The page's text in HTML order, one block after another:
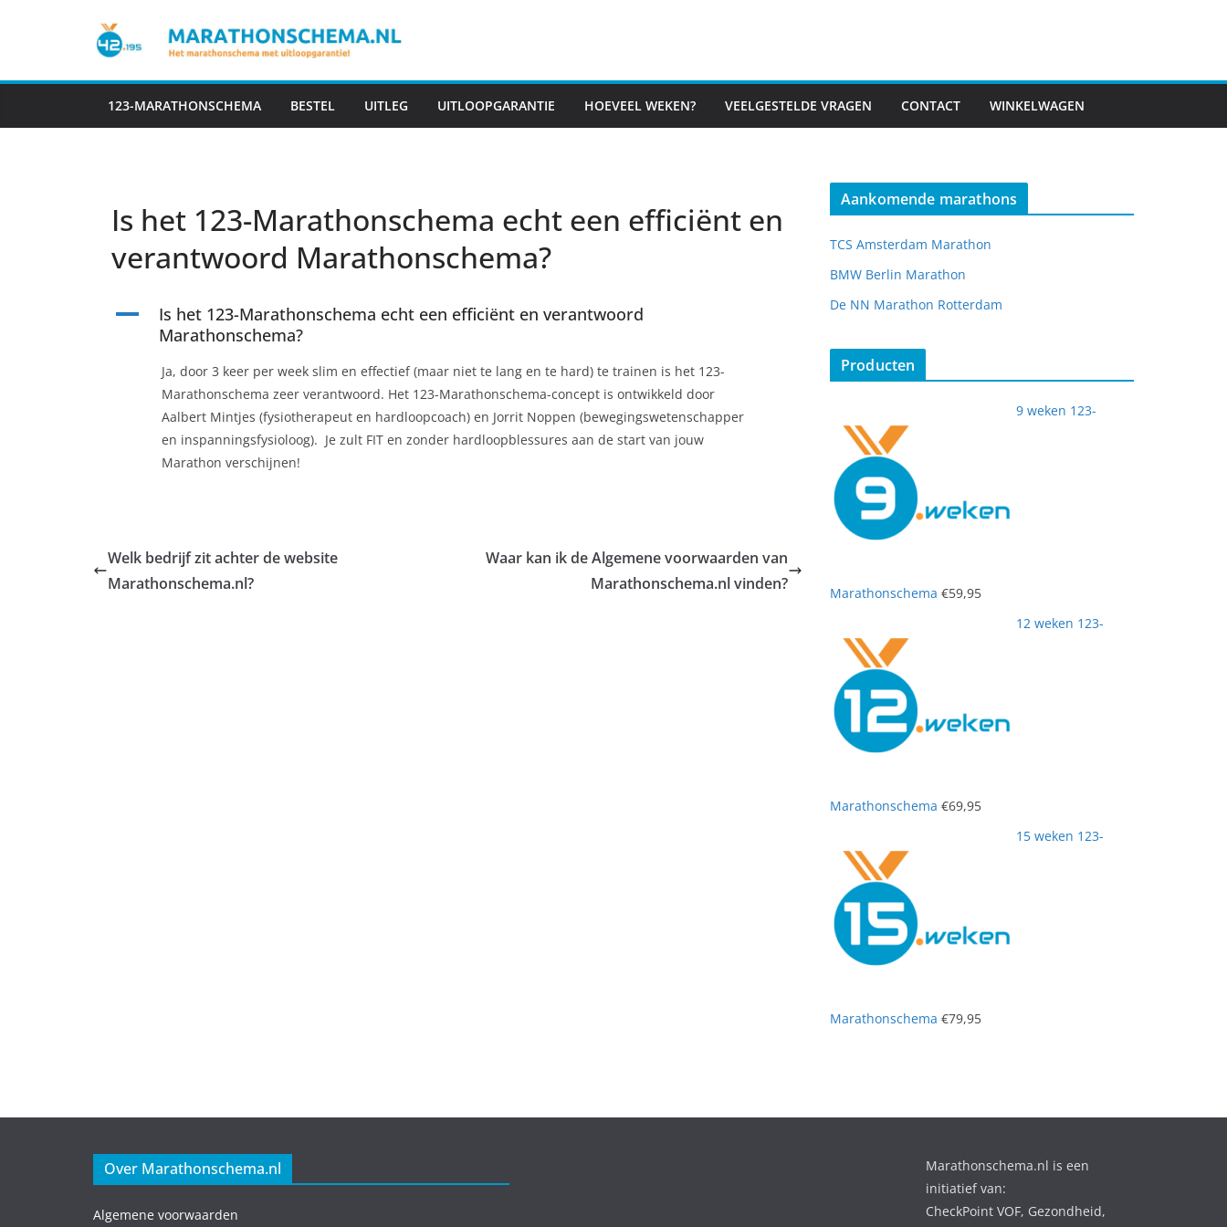
inhoud
123-MARATHONSCHEMA BESTEL UITLEG UITLOOPGARANTIE HOEVEEL WEKEN? VEELGESTELDE VRAGEN CONTACT WINKELWAGEN
Is het 123-Marathonschema echt een efficiënt en
verantwoord Marathonschema?
A
Is het 123-Marathonschema echt een efficiënt en verantwoord
Marathonschema?
Ja, door 3 keer per week slim en effectief (maar niet te lang en te hard) te trainen is het 123-
Marathonschema zeer verantwoord. Het 123-Marathonschema-concept is ontwikkeld door
Aalbert Mintjes (fysiotherapeut en hardloopcoach) en Jorrit Noppen (bewegingswetenschapper
en inspanningsfysioloog). Je zult FIT en zonder hardloopblessures aan de start van jouw
Marathon verschijnen!
Welk bedrijf zit achter de website
Marathonschema.nl?
Waar kan ik de Algemene voorwaarden van
Marathonschema.nl vinden?
Aankomende marathons
TCS Amsterdam Marathon
BMW Berlin Marathon
De NN Marathon Rotterdam
Producten
9 weken 123-
Marathonschema €59,95
12 weken 123-
Marathonschema €69,95
15 weken 123-
Marathonschema €79,95
Over Marathonschema.nl
Algemene voorwaarden
Marathonschema.nl is een
initiatief van:
CheckPoint VOF, Gezondheid,